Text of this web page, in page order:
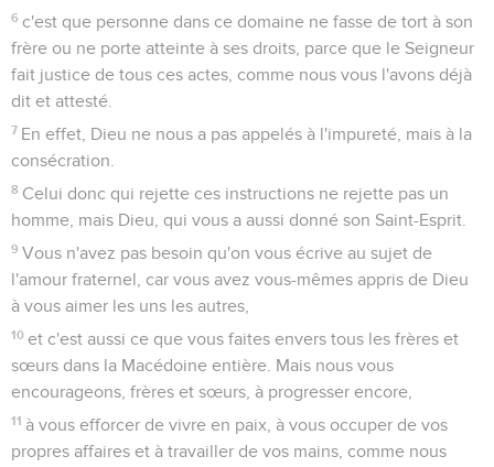
6 c'est que personne dans ce domaine ne fasse de tort à son
frère ou ne porte atteinte à ses droits, parce que le Seigneur
fait justice de tous ces actes, comme nous vous l'avons déjà
dit et attesté.
7 En effet, Dieu ne nous a pas appelés à l'impureté, mais à la
consécration.
8 Celui donc qui rejette ces instructions ne rejette pas un
homme, mais Dieu, qui vous a aussi donné son Saint-Esprit.
9 Vous n'avez pas besoin qu'on vous écrive au sujet de
l'amour fraternel, car vous avez vous-mêmes appris de Dieu
à vous aimer les uns les autres,
10 et c'est aussi ce que vous faites envers tous les frères et
sœurs dans la Macédoine entière. Mais nous vous
encourageons, frères et sœurs, à progresser encore,
11 à vous efforcer de vivre en paix, à vous occuper de vos
propres affaires et à travailler de vos mains, comme nous